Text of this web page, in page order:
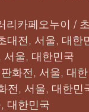
카페오누이 /
대전, 서울, 대한
서울, 대한민국
화전, 서울, 대
전, 서울, 대한민
대한민국